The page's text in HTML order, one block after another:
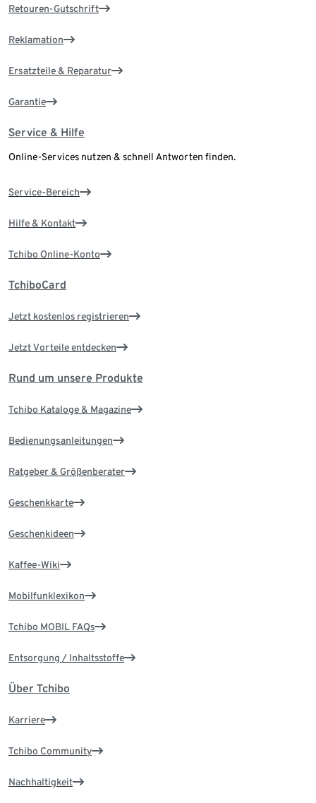
Retouren-Gutschrift
Reklamation
Ersatzteile & Reparatur
Garantie
Service & Hilfe
Online-Services nutzen & schnell Antworten finden.
Service-Bereich
Hilfe & Kontakt
Tchibo Online-Konto
TchiboCard
Jetzt kostenlos registrieren
Jetzt Vorteile entdecken
Rund um unsere Produkte
Tchibo Kataloge & Magazine
Bedienungsanleitungen
Ratgeber & Größenberater
Geschenkkarte
Geschenkideen
Kaffee-Wiki
Mobilfunklexikon
Tchibo MOBIL FAQs
Entsorgung / Inhaltsstoffe
Über Tchibo
Karriere
Tchibo Community
Nachhaltigkeit